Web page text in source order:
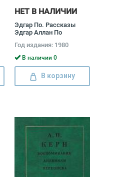
НЕТ В НАЛИЧИИ
Эдгар По. Рассказы
Эдгар Аллан По
Год издания: 1980
В наличии 0
В корзину